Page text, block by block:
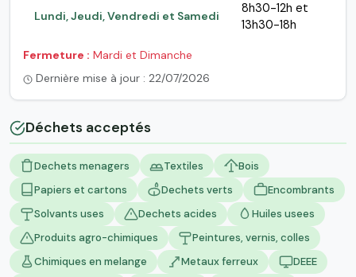
Lundi, Jeudi, Vendredi et Samedi
8h30-12h et
13h30-18h
Fermeture : Mardi et Dimanche
Dernière mise à jour : 22/07/2026
Déchets acceptés
Dechets menagers Textiles
Bois
Papiers et cartons
Dechets verts
Encombrants
Solvants uses
Dechets acides
Huiles usees
Produits agro-chimiques
Peintures, vernis, colles
Chimiques en melange
Metaux ferreux
DEEE